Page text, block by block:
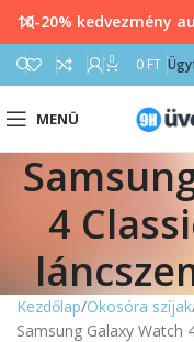
0 0 FT
MENÜ
4
Kezdőlap Okosóra szíjak
Samsung Galaxy Watch
10-20% kedvezmény